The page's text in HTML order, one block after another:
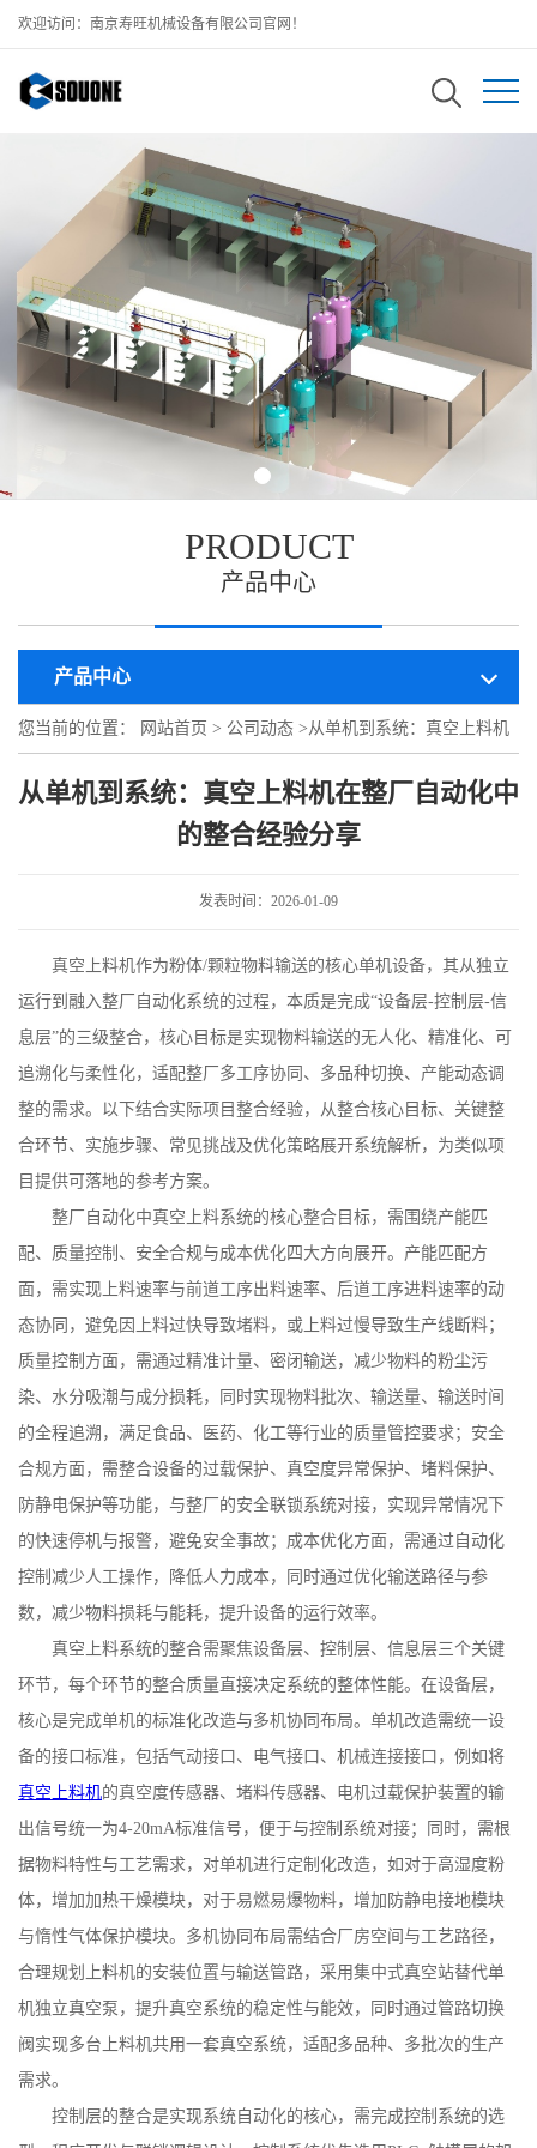
欢迎访问：南京寿旺机械设备有限公司官网！
PRODUCT
产品中心
产品中心
您当前的位置： 网站首页 > 公司动态 >从单机到系统：真空上料机
在整厂自动化中的整合经验分享
从单机到系统：真空上料机在整厂自动化中
的整合经验分享
发表时间：2026-01-09
真空上料机作为粉体/颗粒物料输送的核心单机设备，其从独立
运行到融入整厂自动化系统的过程，本质是完成“设备层-控制层-信
息层”的三级整合，核心目标是实现物料输送的无人化、精准化、可
追溯化与柔性化，适配整厂多工序协同、多品种切换、产能动态调
整的需求。以下结合实际项目整合经验，从整合核心目标、关键整
合环节、实施步骤、常见挑战及优化策略展开系统解析，为类似项
目提供可落地的参考方案。
整厂自动化中真空上料系统的核心整合目标，需围绕产能匹
配、质量控制、安全合规与成本优化四大方向展开。产能匹配方
面，需实现上料速率与前道工序出料速率、后道工序进料速率的动
态协同，避免因上料过快导致堵料，或上料过慢导致生产线断料；
质量控制方面，需通过精准计量、密闭输送，减少物料的粉尘污
染、水分吸潮与成分损耗，同时实现物料批次、输送量、输送时间
的全程追溯，满足食品、医药、化工等行业的质量管控要求；安全
合规方面，需整合设备的过载保护、真空度异常保护、堵料保护、
防静电保护等功能，与整厂的安全联锁系统对接，实现异常情况下
的快速停机与报警，避免安全事故；成本优化方面，需通过自动化
控制减少人工操作，降低人力成本，同时通过优化输送路径与参
数，减少物料损耗与能耗，提升设备的运行效率。
真空上料系统的整合需聚焦设备层、控制层、信息层三个关键
环节，每个环节的整合质量直接决定系统的整体性能。在设备层，
核心是完成单机的标准化改造与多机协同布局。单机改造需统一设
备的接口标准，包括气动接口、电气接口、机械连接接口，例如将
真空上料机的真空度传感器、堵料传感器、电机过载保护装置的输
出信号统一为4-20mA标准信号，便于与控制系统对接；同时，需根
据物料特性与工艺需求，对单机进行定制化改造，如对于高湿度粉
体，增加加热干燥模块，对于易燃易爆物料，增加防静电接地模块
与惰性气体保护模块。多机协同布局需结合厂房空间与工艺路径，
合理规划上料机的安装位置与输送管路，采用集中式真空站替代单
机独立真空泵，提升真空系统的稳定性与能效，同时通过管路切换
阀实现多台上料机共用一套真空系统，适配多品种、多批次的生产
需求。
控制层的整合是实现系统自动化的核心，需完成控制系统的选